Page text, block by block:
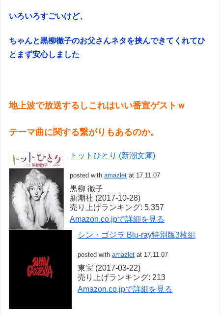
いろいろすごいけど、
ちゃんと黒柳徹子のお父さんネタを挟んできてくれてひ
とまず安心しました
地上波で放送するしこれはいい番宣ゲストｗ
テーマ曲に関する繋がりもあるのか。
トットひとり (新潮文庫)
posted withamazlet at 17.11.07
黒柳 徹子
新潮社 (2017-10-28)
売り上げランキング: 5,357
Amazon.co.jpで詳細を見る
シン・ゴジラ Blu-ray特別版3枚組
posted withamazlet at 17.11.07
東宝 (2017-03-22)
売り上げランキング: 213
Amazon.co.jpで詳細を見る